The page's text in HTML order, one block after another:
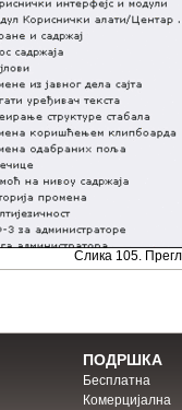
Слика 105.
ПОДРШКА
Бесплатна
Комерцијална